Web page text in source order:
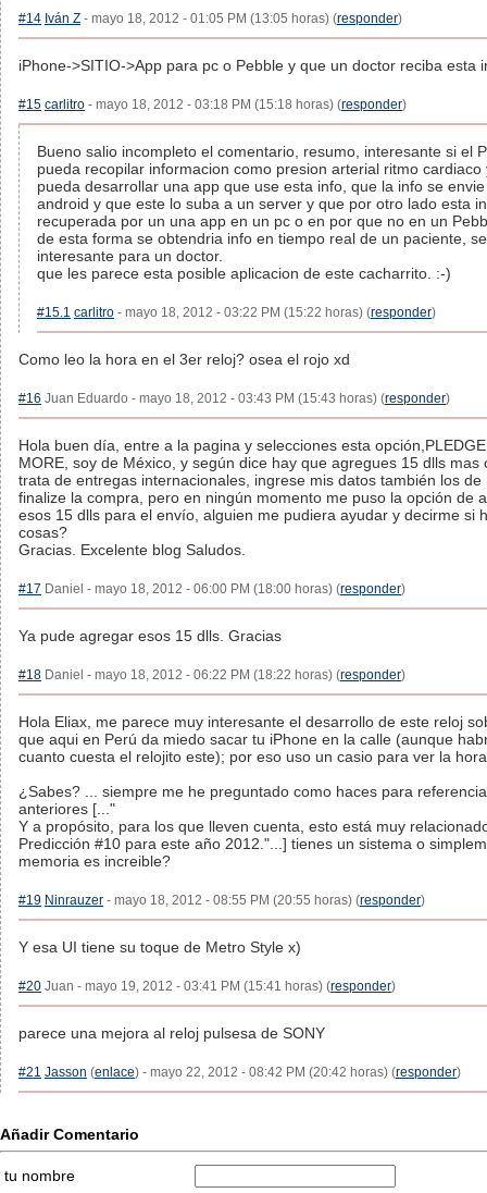
#14 Iván Z - mayo 18, 2012 - 01:05 PM (13:05 horas) (responder)
iPhone->SITIO->App para pc o Pebble y que un doctor reciba esta
#15 carlitro - mayo 18, 2012 - 03:18 PM (15:18 horas) (responder)
Bueno salio incompleto el comentario, resumo, interesante si el
pueda recopilar informacion como presion arterial ritmo cardiaco
pueda desarrollar una app que use esta info, que la info se
android y que este lo suba a un server y que por otro lado esta
recuperada por un una app en un pc o en por que no en un
de esta forma se obtendria info en tiempo real de un paciente,
interesante para un doctor.
que les parece esta posible aplicacion de este cacharrito. :-)
#15.1 carlitro - mayo 18, 2012 - 03:22 PM (15:22 horas) (responder)
Como leo la hora en el 3er reloj? osea el rojo xd
#16 Juan Eduardo - mayo 18, 2012 - 03:43 PM (15:43 horas) (responder)
Hola buen día, entre a la pagina y selecciones esta
MORE, soy de México, y según dice hay que agregues 15 dlls mas
trata de entregas internacionales, ingrese mis datos también los de
finalize la compra, pero en ningún momento me puso la opción de
esos 15 dlls para el envío, alguien me pudiera ayudar y decirme si
cosas?
Gracias. Excelente blog Saludos.
#17 Daniel - mayo 18, 2012 - 06:00 PM (18:00 horas) (responder)
Ya pude agregar esos 15 dlls. Gracias
#18 Daniel - mayo 18, 2012 - 06:22 PM (18:22 horas) (responder)
Hola Eliax, me parece muy interesante el desarrollo de este reloj
que aqui en Perú da miedo sacar tu iPhone en la calle (aunque
cuanto cuesta el relojito este); por eso uso un casio para ver la
¿Sabes? ... siempre me he preguntado como haces para
anteriores [..."
Y a propósito, para los que lleven cuenta, esto está muy
Predicción #10 para este año 2012."...] tienes un sistema o
memoria es increible?
#19 Ninrauzer - mayo 18, 2012 - 08:55 PM (20:55 horas) (responder)
Y esa UI tiene su toque de Metro Style x)
#20 Juan - mayo 19, 2012 - 03:41 PM (15:41 horas) (responder)
parece una mejora al reloj pulsesa de SONY
#21 Jasson (enlace) - mayo 22, 2012 - 08:42 PM (20:42 horas) (responder)
Añadir Comentario
tu nombre